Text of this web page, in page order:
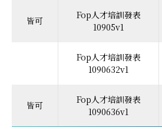
皆可
Fop人才培訓發表
10905v1
Fop人才培訓發表
1090632v1
皆可
Fop人才培訓發表
1090636v1